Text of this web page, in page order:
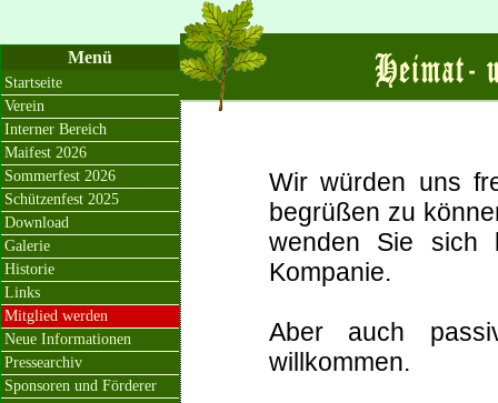
Wir würden uns
begrüßen zu
wenden Sie sich
Kompanie.
Aber auch
willkommen.
Menü
Startseite
Verein
Interner Bereich
Maifest 2026
Sommerfest 2026
Schützenfest 2025
Download
Galerie
Historie
Links
Mitglied werden
Neue Informationen
Pressearchiv
Sponsoren und Förderer